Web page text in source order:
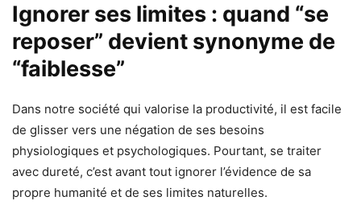
Ignorer ses limites : quand “se
reposer” devient synonyme de
“faiblesse”
Dans notre société qui valorise la productivité, il est facile
de glisser vers une négation de ses besoins
physiologiques et psychologiques. Pourtant, se traiter
avec dureté, c’est avant tout ignorer l’évidence de sa
propre humanité et de ses limites naturelles.